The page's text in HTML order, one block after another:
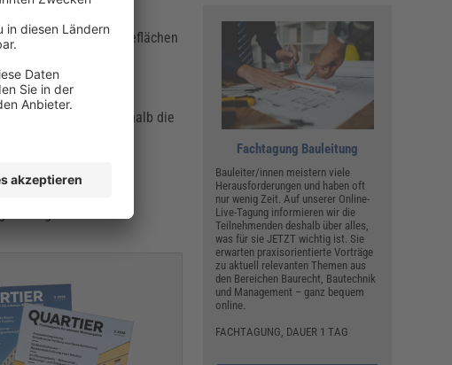
von Gewerbeflächen
hat deshalb die
und Bauherren im
Fachtagung Bauleitung
Bauleiter/innen meistern viele
Herausforderungen und haben oft
nur wenig Zeit. Auf unserer Online-
Live-Tagung informieren wir die
Teilnehmenden deshalb über alles,
was für sie JETZT wichtig ist. Sie
erwarten praxisorientierte Vorträge
zu aktuell relevanten Themen aus
den Bereichen Baurecht, Bautechnik
und Management – ganz bequem
online.
FACHTAGUNG, DAUER 1 TAG